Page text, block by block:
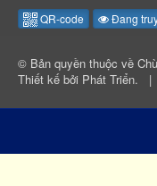
QR-code Đang
© Bản quyền thuộc về
Thiết kế bởi Phát Triển. |